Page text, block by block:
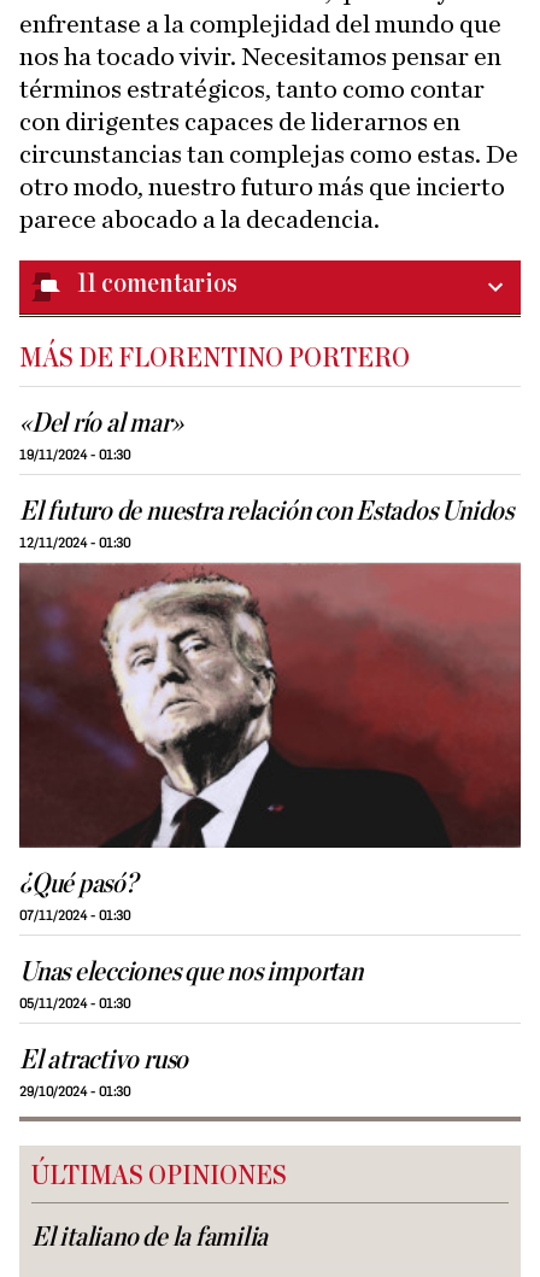
enfrentase a la complejidad del mundo que
nos ha tocado vivir. Necesitamos pensar en
términos estratégicos, tanto como contar
con dirigentes capaces de liderarnos en
circunstancias tan complejas como estas. De
otro modo, nuestro futuro más que incierto
parece abocado a la decadencia.
11 comentarios
MÁS DE FLORENTINO PORTERO
«Del río al mar»
19/11/2024 - 01:30
El futuro de nuestra relación con Estados Unidos
12/11/2024 - 01:30
¿Qué pasó?
07/11/2024 - 01:30
Unas elecciones que nos importan
05/11/2024 - 01:30
El atractivo ruso
29/10/2024 - 01:30
ÚLTIMAS OPINIONES
El italiano de la familia